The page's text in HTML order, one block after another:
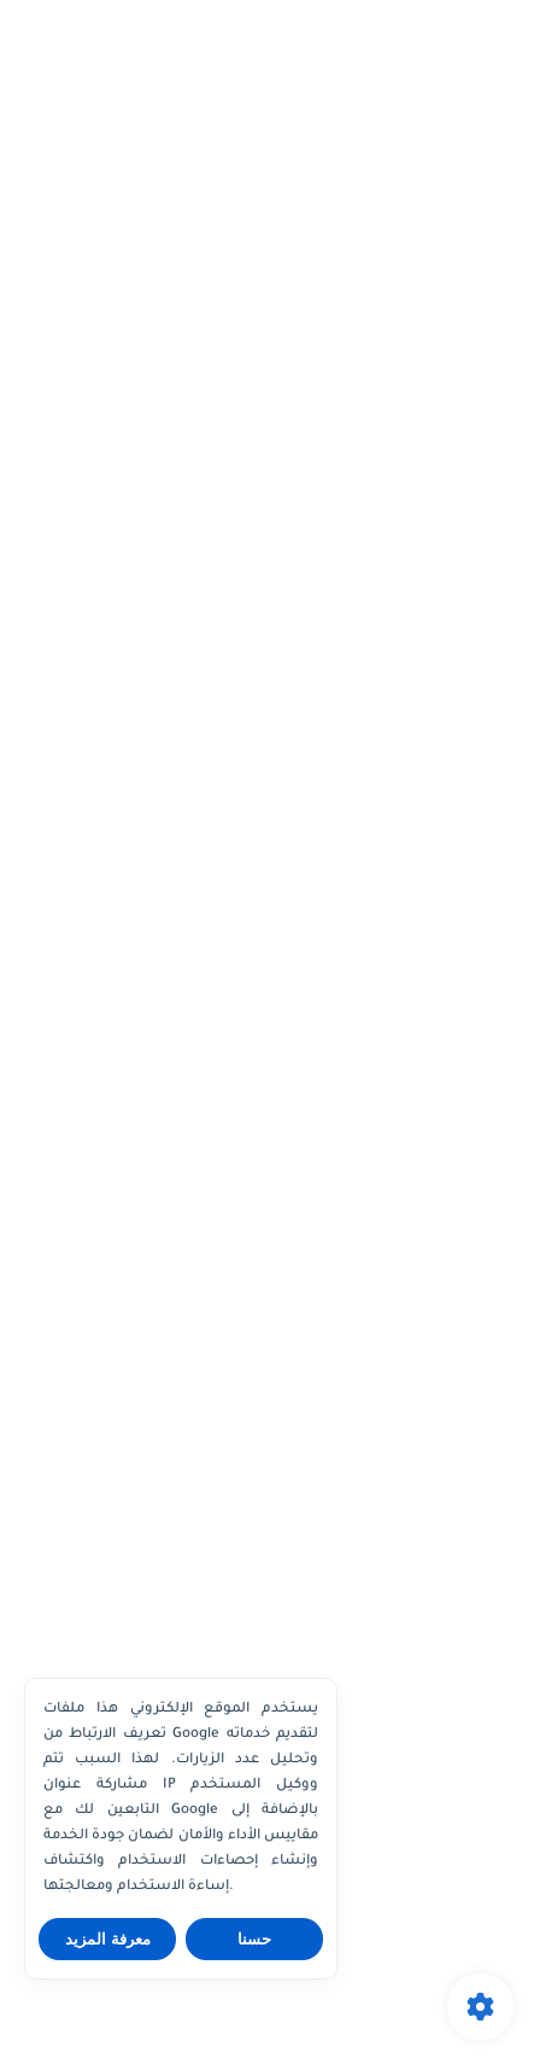
يستخدم الموقع الإلكتروني هذا ملفات
تعريف الارتباط من Google لتقديم خدماته
وتحليل عدد الزيارات. لهذا السبب تتم
مشاركة عنوان IP ووكيل المستخدم
التابعين لك مع Google بالإضافة إلى
مقاييس الأداء والأمان لضمان جودة الخدمة
وإنشاء إحصاءات الاستخدام واكتشاف
إساءة الاستخدام ومعالجتها.
معرفة المزيد حسنا